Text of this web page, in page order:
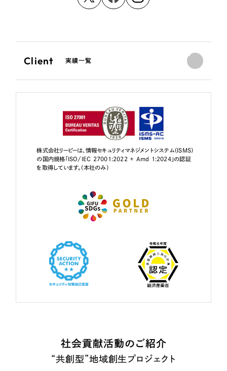
Client 実績一覧
株式会社リーピーは、情報セキュリティマネジメントシステム（ISMS）
の国内規格「ISO/IEC 27001:2022 + Amd 1:2024」の認証
を取得しています。（本社のみ）
社会貢献活動のご紹介
“共創型”地域創生プロジェクト